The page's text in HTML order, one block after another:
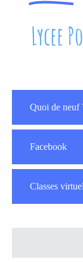
Lycee
Quoi de neuf
Facebook
Classes